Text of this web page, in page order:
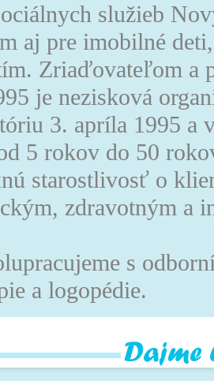
služieb
aj pre imobilné
Zriaďovateľom a
je nezisková
3. apríla 1995 a
5 rokov do 50
starostlivosť o
zdravotným a
s
a logopédie.